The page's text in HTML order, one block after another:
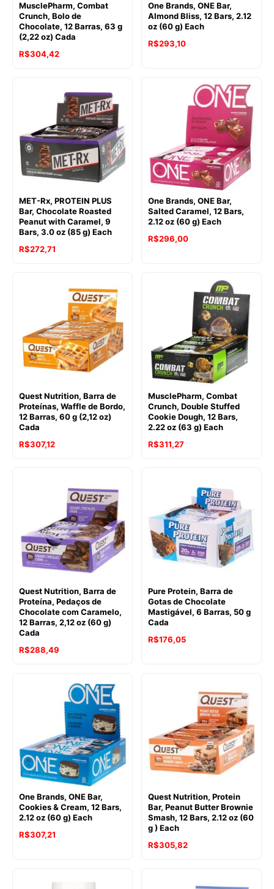
MusclePharm, Combat
Crunch, Bolo de
Chocolate, 12 Barras, 63 g
(2,22 oz) Cada
R$304,42
One Brands, ONE Bar,
Almond Bliss, 12 Bars, 2.12
oz (60 g) Each
R$293,10
MET-Rx, PROTEIN PLUS
Bar, Chocolate Roasted
Peanut with Caramel, 9
Bars, 3.0 oz (85 g) Each
R$272,71
One Brands, ONE Bar,
Salted Caramel, 12 Bars,
2.12 oz (60 g) Each
R$296,00
Quest Nutrition, Barra de
Proteínas, Waffle de Bordo,
12 Barras, 60 g (2,12 oz)
Cada
R$307,12
MusclePharm, Combat
Crunch, Double Stuffed
Cookie Dough, 12 Bars,
2.22 oz (63 g) Each
R$311,27
Quest Nutrition, Barra de
Proteína, Pedaços de
Chocolate com Caramelo,
12 Barras, 2,12 oz (60 g)
Cada
R$288,49
Pure Protein, Barra de
Gotas de Chocolate
Mastigável, 6 Barras, 50 g
Cada
R$176,05
One Brands, ONE Bar,
Cookies & Cream, 12 Bars,
2.12 oz (60 g) Each
R$307,21
Quest Nutrition, Protein
Bar, Peanut Butter Brownie
Smash, 12 Bars, 2.12 oz (60
g ) Each
R$305,82